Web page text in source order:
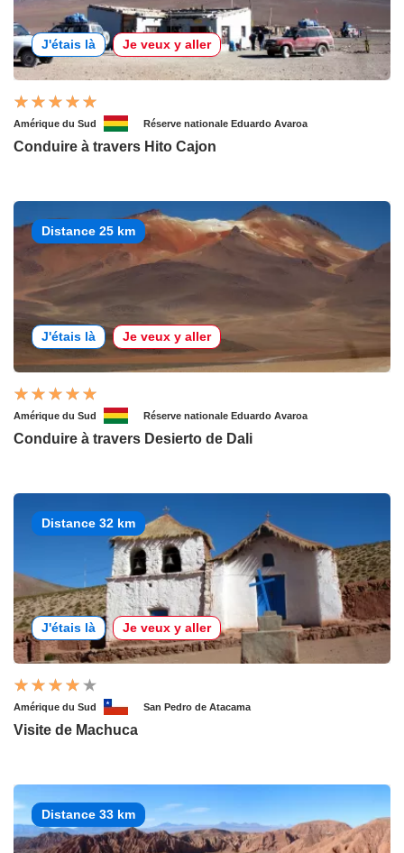
J'étais là Je veux y aller
Amérique du Sud Réserve nationale Eduardo Avaroa
Conduire à travers Hito Cajon
Distance 25 km
J'étais là Je veux y aller
Amérique du Sud Réserve nationale Eduardo Avaroa
Conduire à travers Desierto de Dali
Distance 32 km
J'étais là Je veux y aller
Amérique du Sud San Pedro de Atacama
Visite de Machuca
Distance 33 km